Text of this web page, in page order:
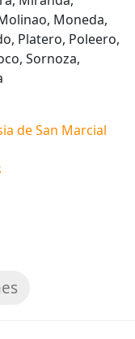
Moneda,
Platero, Poleero,
Sornoza,
de San Marcial